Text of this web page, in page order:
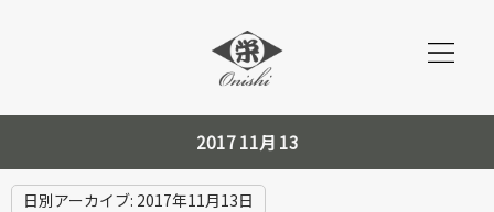
2017 11月 13
日別アーカイブ: 2017年11月13日